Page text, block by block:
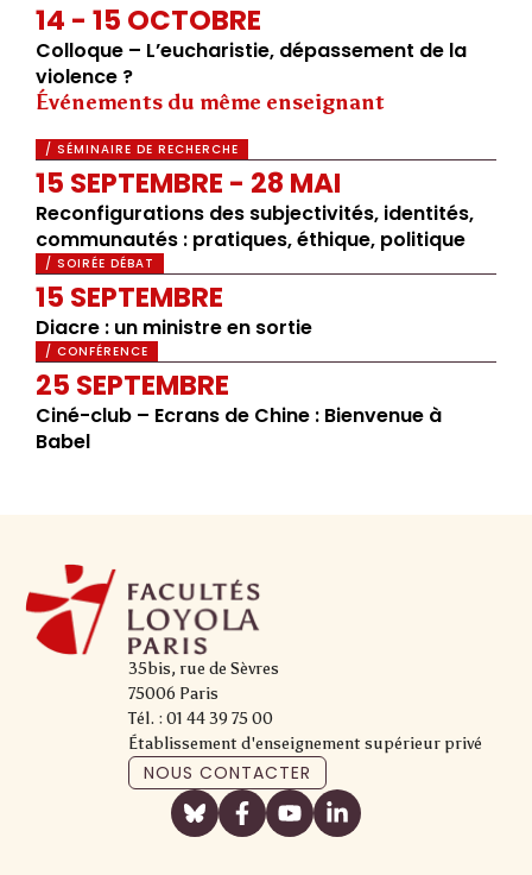
14 - 15 OCTOBRE
Colloque – L’eucharistie, dépassement de la
violence ?
Événements du même enseignant
/ SÉMINAIRE DE RECHERCHE
15 SEPTEMBRE - 28 MAI
Reconfigurations des subjectivités, identités,
communautés : pratiques, éthique, politique
/ SOIRÉE DÉBAT
15 SEPTEMBRE
Diacre : un ministre en sortie
/ CONFÉRENCE
25 SEPTEMBRE
Ciné-club – Ecrans de Chine : Bienvenue à
Babel
35bis, rue de Sèvres
75006 Paris
Tél. : 01 44 39 75 00
Établissement d'enseignement supérieur privé
NOUS CONTACTER